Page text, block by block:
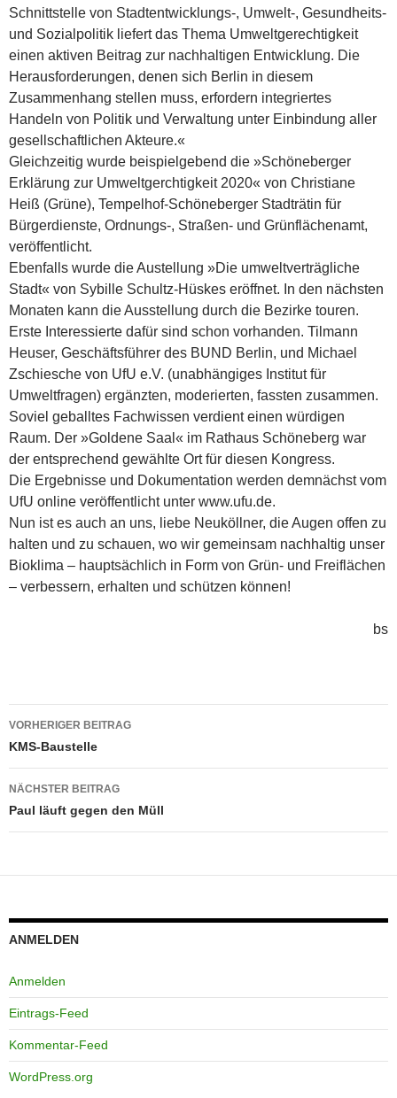
Schnittstelle von Stadtentwicklungs-, Umwelt-, Gesundheits-
und Sozialpolitik liefert das Thema Umweltgerechtigkeit
einen aktiven Beitrag zur nachhaltigen Entwicklung. Die
Herausforderungen, denen sich Berlin in diesem
Zusammenhang stellen muss, erfordern integriertes
Handeln von Politik und Verwaltung unter Einbindung aller
gesellschaftlichen Akteure.«
Gleichzeitig wurde beispielgebend die »Schöneberger
Erklärung zur Umweltgerchtigkeit 2020« von Christiane
Heiß (Grüne), Tempelhof-Schöneberger Stadträtin für
Bürgerdienste, Ordnungs-, Straßen- und Grünflächenamt,
veröffentlicht.
Ebenfalls wurde die Austellung »Die umweltverträgliche
Stadt« von Sybille Schultz-Hüskes eröffnet. In den nächsten
Monaten kann die Ausstellung durch die Bezirke touren.
Erste Interessierte dafür sind schon vorhanden. Tilmann
Heuser, Geschäftsführer des BUND Berlin, und Michael
Zschiesche von UfU e.V. (unabhängiges Institut für
Umweltfragen) ergänzten, moderierten, fassten zusammen.
Soviel geballtes Fachwissen verdient einen würdigen
Raum. Der »Goldene Saal« im Rathaus Schöneberg war
der entsprechend gewählte Ort für diesen Kongress.
Die Ergebnisse und Dokumentation werden demnächst vom
UfU online veröffentlicht unter www.ufu.de.
Nun ist es auch an uns, liebe Neuköllner, die Augen offen zu
halten und zu schauen, wo wir gemeinsam nachhaltig unser
Bioklima – hauptsächlich in Form von Grün- und Freiflächen
– verbessern, erhalten und schützen können!
bs
Beitragsnavigation
VORHERIGER BEITRAG
KMS-Baustelle
NÄCHSTER BEITRAG
Paul läuft gegen den Müll
ANMELDEN
Anmelden
Eintrags-Feed
Kommentar-Feed
WordPress.org